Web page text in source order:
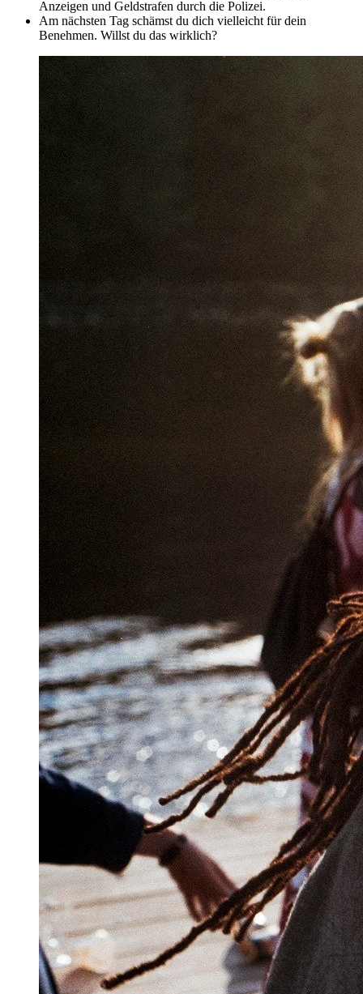
Anzeigen und Geldstrafen durch die Polizei.
Am nächsten Tag schämst du dich vielleicht für dein
Benehmen. Willst du das wirklich?